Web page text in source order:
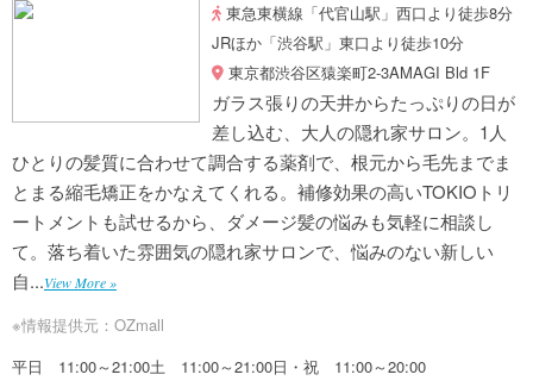
東急東横線「代官山駅」西口より徒歩8分
JRほか「渋谷駅」東口より徒歩10分
東京都渋谷区猿楽町2-3AMAGI Bld 1F
ガラス張りの天井からたっぷりの日が
差し込む、大人の隠れ家サロン。1人
ひとりの髪質に合わせて調合する薬剤で、根元から毛先までま
とまる縮毛矯正をかなえてくれる。補修効果の高いTOKIOトリ
ートメントも試せるから、ダメージ髪の悩みも気軽に相談し
て。落ち着いた雰囲気の隠れ家サロンで、悩みのない新しい
自...View More »
※情報提供元：OZmall
平日 11:00～21:00土 11:00～21:00日・祝 11:00～20:00